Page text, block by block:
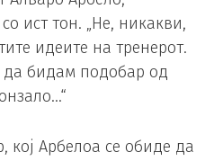
ист тон. „Не, никакви,
идеите на тренерот.
бидам подобар од
кој Арбелоа се обиде да